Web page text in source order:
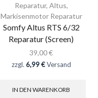
Reparatur, Altus,
Markisenmotor Reparatur
Somfy Altus RTS 6/32
Reparatur (Screen)
39,00€
zzgl. 6,99 €Versand
IN DEN WARENKORB